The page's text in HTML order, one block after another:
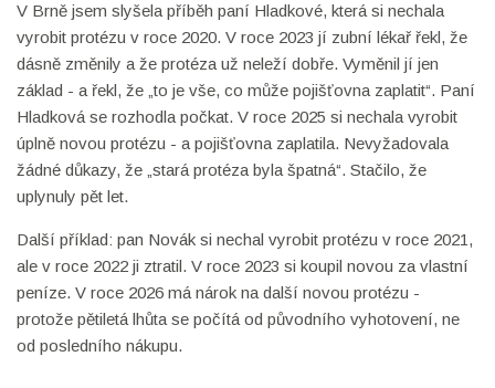
V Brně jsem slyšela příběh paní Hladkové, která si nechala
vyrobit protézu v roce 2020. V roce 2023 jí zubní lékař řekl, že
dásně změnily a že protéza už neleží dobře. Vyměnil jí jen
základ - a řekl, že „to je vše, co může pojišťovna zaplatit“. Paní
Hladková se rozhodla počkat. V roce 2025 si nechala vyrobit
úplně novou protézu - a pojišťovna zaplatila. Nevyžadovala
žádné důkazy, že „stará protéza byla špatná“. Stačilo, že
uplynuly pět let.
Další příklad: pan Novák si nechal vyrobit protézu v roce 2021,
ale v roce 2022 ji ztratil. V roce 2023 si koupil novou za vlastní
peníze. V roce 2026 má nárok na další novou protézu -
protože pětiletá lhůta se počítá od původního vyhotovení, ne
od posledního nákupu.